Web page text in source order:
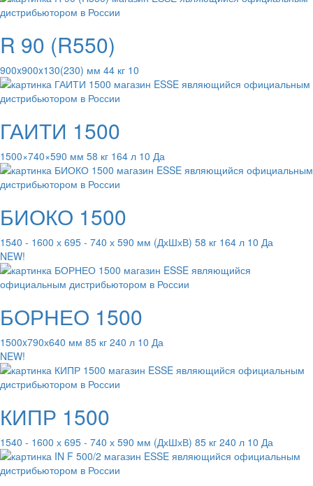
R 90 (R550)
900x900x130(230) мм 44 кг 10
ГАИТИ 1500
1500×740×590 мм 58 кг 164 л 10 Да
БИОКО 1500
1540 - 1600 х 695 - 740 х 590 мм (ДхШхВ) 58 кг 164 л 10 Да
NEW!
БОРНЕО 1500
1500x790х640 мм 85 кг 240 л 10 Да
NEW!
КИПР 1500
1540 - 1600 х 695 - 740 х 590 мм (ДхШхВ) 85 кг 240 л 10 Да